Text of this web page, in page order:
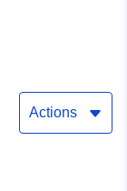
Actions